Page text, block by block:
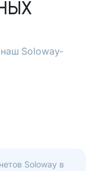
Soloway-
Soloway в